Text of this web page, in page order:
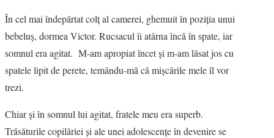
În cel mai îndepărtat colţ al camerei, ghemuit în poziţia unui
bebeluş, dormea Victor. Rucsacul îi atârna încă în spate, iar
somnul era agitat. M-am apropiat încet şi m-am lăsat jos cu
spatele lipit de perete, temându-mă că mişcările mele îl vor
trezi.
Chiar şi în somnul lui agitat, fratele meu era superb.
Trăsăturile copilăriei şi ale unei adolescenţe în devenire se